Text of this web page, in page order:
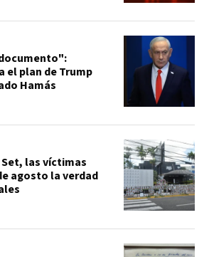
el plan de Trump
Hamás
las víctimas
agosto la verdad